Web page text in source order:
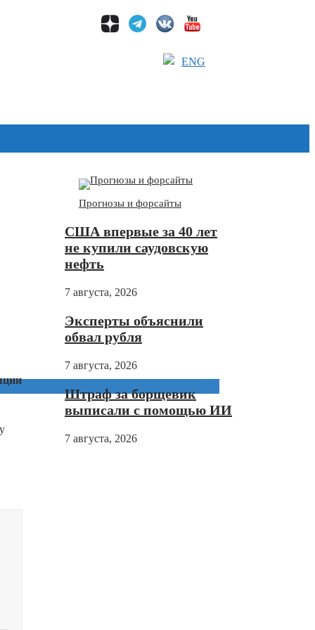
ENG
Прогнозы и форсайты
США впервые за 40 лет
не купили саудовскую
нефть
7 августа, 2026
Эксперты объяснили
обвал рубля
7 августа, 2026
Штраф за борщевик
выписали с помощью ИИ
7 августа, 2026